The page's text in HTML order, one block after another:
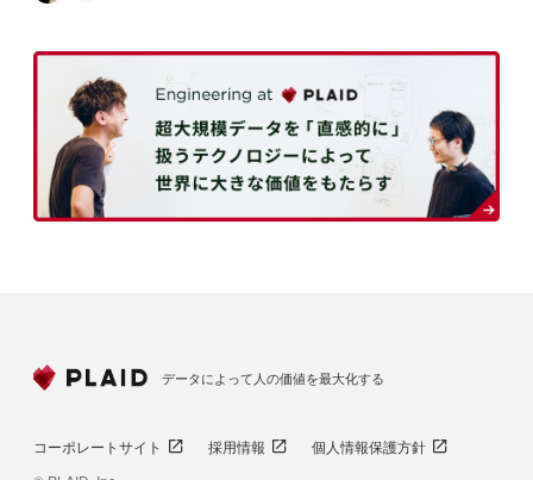
データによって人の価値を最大化する
コーポレートサイト 採用情報
個人情報保護方針